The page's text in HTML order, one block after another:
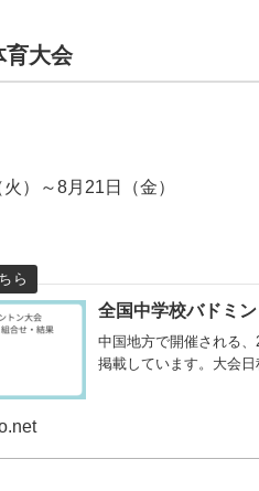
育大会
）～8月21日（金）
全国中学校バドミ
中国地方で開催される
掲載しています。大会